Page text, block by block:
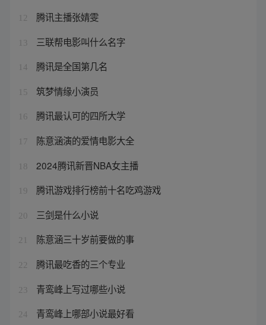
12 腾讯主播张婧雯
13 三联帮电影叫什么名字
14 腾讯是全国第几名
15 筑梦情缘小演员
16 腾讯最认可的四所大学
17 陈意涵演的爱情电影大全
18 2024腾讯新晋NBA女主播
19 腾讯游戏排行榜前十名吃鸡游戏
20 三剑是什么小说
21 陈意涵三十岁前要做的事
22 腾讯最吃香的三个专业
23 青鸾峰上写过哪些小说
24 青鸾峰上哪部小说最好看